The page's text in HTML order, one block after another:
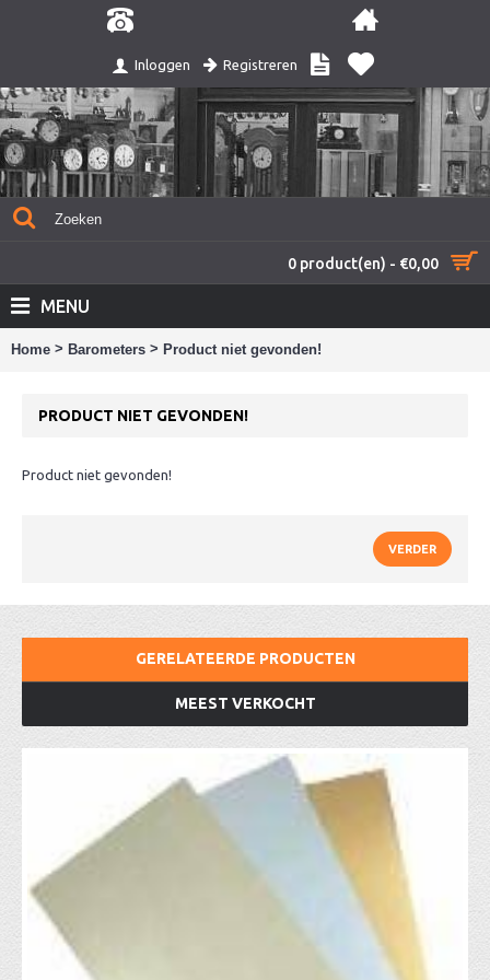
Inloggen Registreren
0 product(en) - €0,00
MENU
Home > Barometers > Product niet gevonden!
PRODUCT NIET GEVONDEN!
Product niet gevonden!
VERDER
GERELATEERDE PRODUCTEN
MEEST VERKOCHT